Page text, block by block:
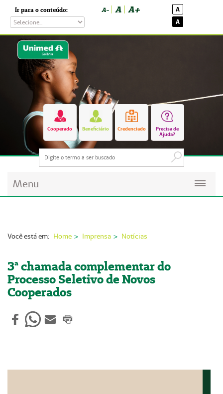
Ir para o conteúdo: A- A A+
A
A
Cooperado Beneficiário Credenciado
Precisa de
Ajuda?
Menu
Imprensa
Institucional
Fale Conosco
Você está em: Home Imprensa Notícias
3ª chamada complementar do
Processo Seletivo de Novos
Cooperados